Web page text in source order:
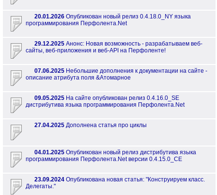
20.01.2026 Опубликован новый релиз 0.4.18.0_NY языка
программирования Перфолента.Net
29.12.2025 Анонс: Новая возможность - разрабатываем веб-
сайты, веб-приложения и веб-API на Перфоленте!
07.06.2025 Небольшие дополнения к документации на сайте -
описание атрибута поля &Атомарное
09.05.2025 На сайте опубликован релиз 0.4.16.0_SE
дистрибутива языка программирования Перфолента.Net
27.04.2025 Дополнена статья про циклы
04.01.2025 Опубликован новый релиз дистрибутива языка
программирования Перфолента.Net версии 0.4.15.0_CE
23.09.2024 Опубликована новая статья: "Конструируем класс.
Делегаты."